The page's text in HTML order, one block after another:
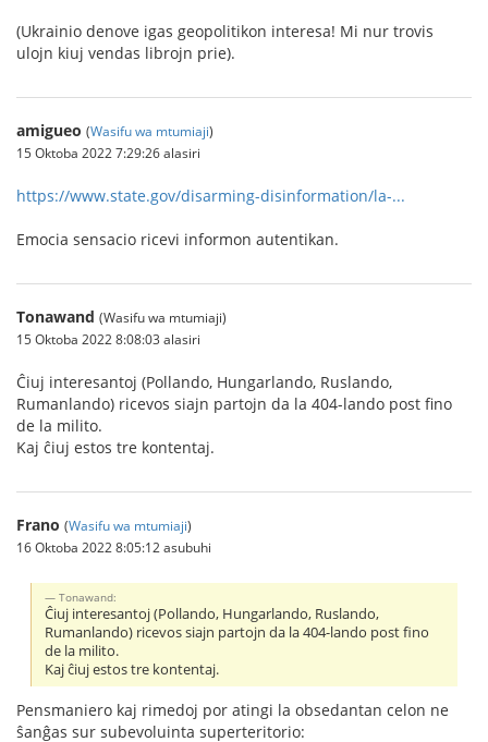
(Ukrainio denove igas geopolitikon interesa! Mi nur trovis
ulojn kiuj vendas librojn prie).
amigueo (Wasifu wa mtumiaji)
15 Oktoba 2022 7:29:26 alasiri
https://www.state.gov/disarming-disinformation/la-...
Emocia sensacio ricevi informon autentikan.
Tonawand (Wasifu wa mtumiaji)
15 Oktoba 2022 8:08:03 alasiri
Ĉiuj interesantoj (Pollando, Hungarlando, Ruslando,
Rumanlando) ricevos siajn partojn da la 404-lando post fino
de la milito.
Kaj ĉiuj estos tre kontentaj.
Frano (Wasifu wa mtumiaji)
16 Oktoba 2022 8:05:12 asubuhi
Tonawand:
Ĉiuj interesantoj (Pollando, Hungarlando, Ruslando,
Rumanlando) ricevos siajn partojn da la 404-lando post fino
de la milito.
Kaj ĉiuj estos tre kontentaj.
Pensmaniero kaj rimedoj por atingi la obsedantan celon ne
ŝanĝas sur subevoluinta superteritorio: